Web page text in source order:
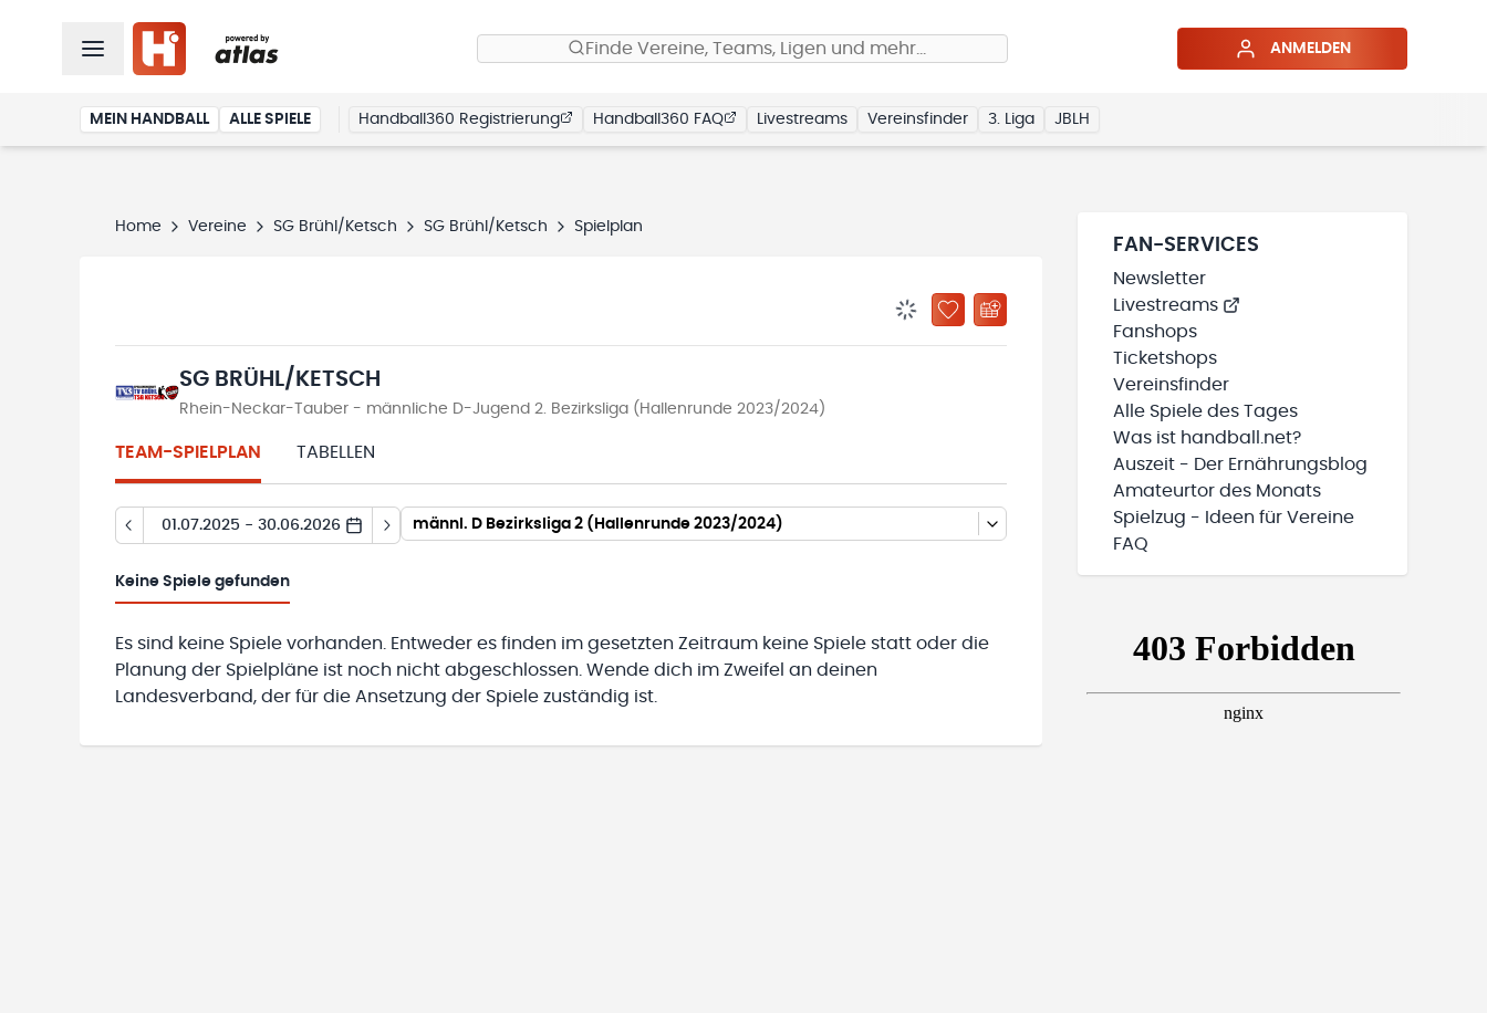
Finde Vereine, Teams, Ligen und mehr… ANMELDEN
MEIN HANDBALL ALLE SPIELE Handball360 Registrierung Handball360 FAQ Livestreams Vereinsfinder 3. Liga JBLH
Home Vereine SG Brühl/Ketsch SG Brühl/Ketsch Spielplan
BENACHRICHTIGUNGSSTATUS WIRD GELADEN
ZU „MEINE TEAMS“ HINZUFÜGEN
SG BRÜHL/KETSCH
Rhein-Neckar-Tauber - männliche D-Jugend 2. Bezirksliga (Hallenrunde 2023/2024)
TEAM-SPIELPLAN TABELLEN
01.07.2025 - 30.06.2026 männl. D Bezirksliga 2 (Hallenrunde 2023/2024)
Keine Spiele gefunden
Es sind keine Spiele vorhanden. Entweder es finden im gesetzten Zeitraum keine Spiele statt oder die
Planung der Spielpläne ist noch nicht abgeschlossen. Wende dich im Zweifel an deinen
Landesverband, der für die Ansetzung der Spiele zuständig ist.
FAN-SERVICES
Newsletter
Livestreams
Fanshops
Ticketshops
Vereinsfinder
Alle Spiele des Tages
Was ist handball.net?
Auszeit - Der Ernährungsblog
Amateurtor des Monats
Spielzug - Ideen für Vereine
FAQ